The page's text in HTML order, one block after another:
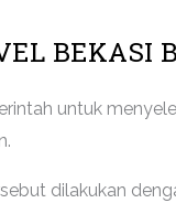
BEKASI
untuk
dilakukan